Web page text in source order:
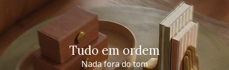
Tudo em ordem
Nada fora do tom